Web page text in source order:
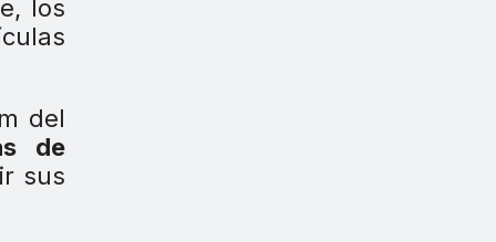
los
del
de
sus